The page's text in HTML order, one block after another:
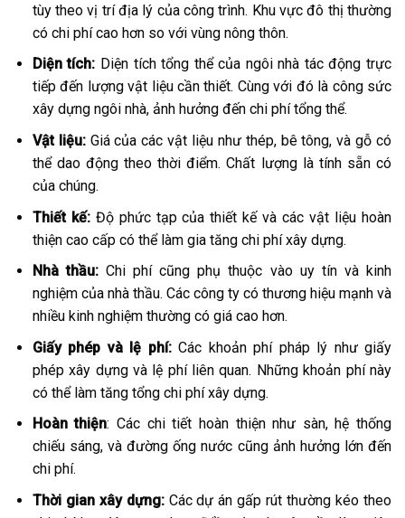
tùy theo vị trí địa lý của công trình. Khu vực đô thị thường
có chi phí cao hơn so với vùng nông thôn.
Diện tích: Diện tích tổng thể của ngôi nhà tác động trực
tiếp đến lượng vật liệu cần thiết. Cùng với đó là công sức
xây dựng ngôi nhà, ảnh hưởng đến chi phí tổng thể.
Vật liệu:Giá của các vật liệu như thép, bê tông, và gỗ có
thể dao động theo thời điểm. Chất lượng là tính sẵn có
của chúng.
Thiết kế:Độ phức tạp của thiết kế và các vật liệu hoàn
thiện cao cấp có thể làm gia tăng chi phí xây dựng.
Nhà thầu:Chi phí cũng phụ thuộc vào uy tín và kinh
nghiệm của nhà thầu. Các công ty có thương hiệu mạnh và
nhiều kinh nghiệm thường có giá cao hơn.
Giấy phép và lệ phí:Các khoản phí pháp lý như giấy
phép xây dựng và lệ phí liên quan. Những khoản phí này
có thể làm tăng tổng chi phí xây dựng.
Hoàn thiện: Các chi tiết hoàn thiện như sàn, hệ thống
chiếu sáng, và đường ống nước cũng ảnh hưởng lớn đến
chi phí.
Thời gian xây dựng:Các dự án gấp rút thường kéo theo